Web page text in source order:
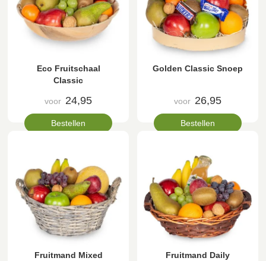
Eco Fruitschaal
Classic
voor 24,95
Bestellen
Golden Classic Snoep
voor 26,95
Bestellen
Fruitmand Mixed
Fruitmand Daily